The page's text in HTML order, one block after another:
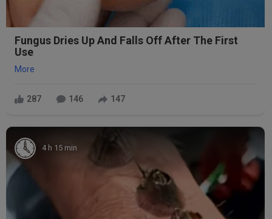
Fungus Dries Up And Falls Off After The First
Use
More
287 146 147
4 h 15 min